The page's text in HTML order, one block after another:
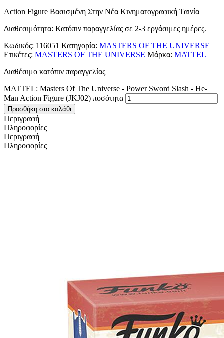
Action Figure Βασισμένη Στην Νέα Κινηματογραφική Ταινία
Διαθεσιμότητα: Κατόπιν παραγγελίας σε 2-3 εργάσιμες ημέρες.
Κωδικός: 116051 Κατηγορία: MASTERS OF THE UNIVERSE
Ετικέτες: MASTERS OF THE UNIVERSE Μάρκα: MATTEL
Διαθέσιμο κατόπιν παραγγελίας
MATTEL: Masters Of The Universe - Power Sword Slash - He-
Man Action Figure (JKJ02) ποσότητα
Προσθήκη στο καλάθι
Περιγραφή
Πληροφορίες
Περιγραφή
Πληροφορίες